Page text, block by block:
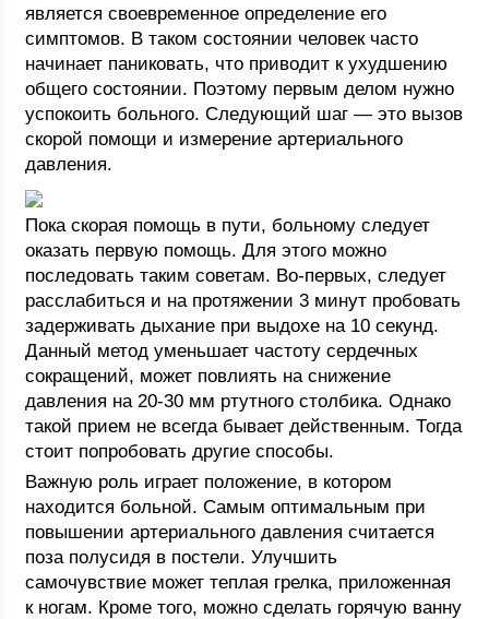
является своевременное определение его
симптомов. В таком состоянии человек часто
начинает паниковать, что приводит к ухудшению
общего состоянии. Поэтому первым делом нужно
успокоить больного. Следующий шаг — это вызов
скорой помощи и измерение артериального
давления.
Пока скорая помощь в пути, больному следует
оказать первую помощь. Для этого можно
последовать таким советам. Во-первых, следует
расслабиться и на протяжении 3 минут пробовать
задерживать дыхание при выдохе на 10 секунд.
Данный метод уменьшает частоту сердечных
сокращений, может повлиять на снижение
давления на 20-30 мм ртутного столбика. Однако
такой прием не всегда бывает действенным. Тогда
стоит попробовать другие способы.
Важную роль играет положение, в котором
находится больной. Самым оптимальным при
повышении артериального давления считается
поза полусидя в постели. Улучшить
самочувствие может теплая грелка, приложенная
к ногам. Кроме того, можно сделать горячую ванну